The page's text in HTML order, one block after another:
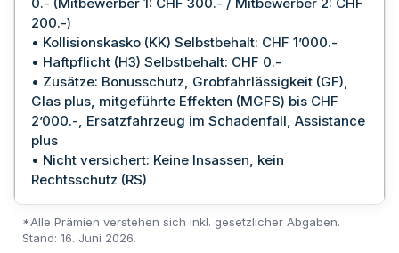
200.-)
• Kollisionskasko (KK) Selbstbehalt: CHF 1’000.-
• Haftpflicht (H3) Selbstbehalt: CHF 0.-
• Zusätze: Bonusschutz, Grobfahrlässigkeit (GF),
Glas plus, mitgeführte Effekten (MGFS) bis CHF
2’000.-, Ersatzfahrzeug im Schadenfall, Assistance
plus
• Nicht versichert: Keine Insassen, kein
Rechtsschutz (RS)
*Alle Prämien verstehen sich inkl. gesetzlicher Abgaben.
Stand: 16. Juni 2026.